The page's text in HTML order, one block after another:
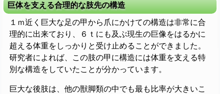
巨体を支える合理的な肢先の構造
１ｍ近く巨大な足の甲から爪にかけての構造は非常に合
理的に出来ており、６ｔにも及ぶ現生の巨像をはるかに
超える体重をしっかりと受け止めることができました。
研究者によれば、この肢の甲に構造には体重を支える特
別な構造をしていたことが分かっています。
巨大な後肢は、他の獣脚類の中でも最も比率が大きいこ